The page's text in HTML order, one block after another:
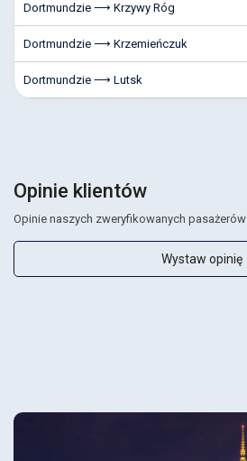
Dortmundzie ⟶ Krzywy Róg
Dortmundzie ⟶ Krzemieńczuk
Dortmundzie ⟶ Lutsk
Opinie klientów
Opinie naszych zweryfikowanych pasażerów
Wystaw opinię